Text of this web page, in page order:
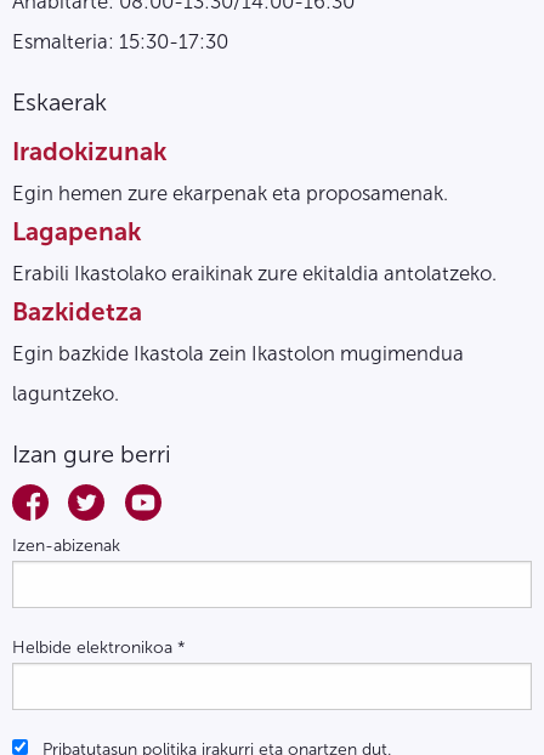
Esmalteria: 15:30-17:30
Eskaerak
Iradokizunak
Egin hemen zure ekarpenak eta proposamenak.
Lagapenak
Erabili Ikastolako eraikinak zure ekitaldia antolatzeko.
Bazkidetza
Egin bazkide Ikastola zein Ikastolon mugimendua
laguntzeko.
Izan gure berri
Izen-abizenak
Helbide elektronikoa *
Pribatutasun politika irakurri eta onartzen dut.